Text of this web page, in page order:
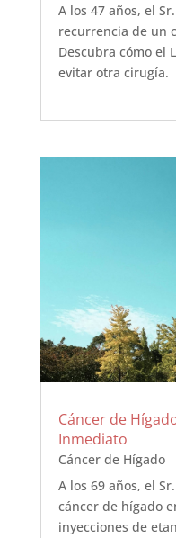
A los 47 años, el
recurrencia de un
Descubra cómo el
evitar otra cirugía.
Cáncer de
Inmediato
Cáncer de Hígado
A los 69 años, el
cáncer de hígado
inyecciones de